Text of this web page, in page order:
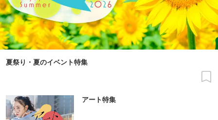
夏祭り・夏のイベント特集
アート特集